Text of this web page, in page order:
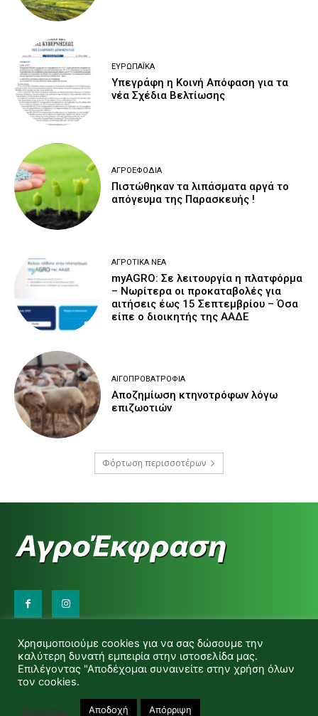
ΕΥΡΩΠΑΪΚΆ
Υπεγράφη η Κοινή Απόφαση για τα
νέα Σχέδια Βελτίωσης
ΑΓΡΟΕΦΌΔΙΑ
Πιστώθηκαν τα λιπάσματα αργά το
απόγευμα της Παρασκευής !
ΑΓΡΟΤΙΚΆ ΝΈΑ
myAGRO: Σε λειτουργία η πλατφόρμα
– Νωρίτερα οι προκαταβολές για
αιτήσεις έως 15 Σεπτεμβρίου – Όσα
είπε ο διοικητής της ΑΑΔΕ
ΑΙΓΟΠΡΟΒΑΤΡΟΦΊΑ
Αποζημίωση κτηνοτρόφων λόγω
επιζωοτιών
Φόρτωση περισσοτέρων
d.makas@yahoo.gr
info@agrofitro.gr
Μακάς Ντίνος
Χρησιμοποιούμε cookies για να σας δώσουμε την
καλύτερη δυνατή εμπειρία στην ιστοσελίδα μας.
Επιλέγοντας "Αποδέχομαι συναινείτε στην χρήση όλων
τον cookies.
Ρυθμίσεις Αποδοχή Απόρριψη